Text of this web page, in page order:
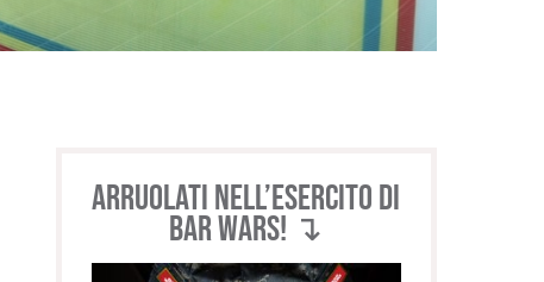
Arruolati nell’esercito di
BAR WARS! ↴